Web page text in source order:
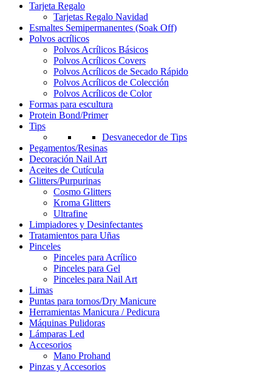
Tarjeta Regalo
Tarjetas Regalo Navidad
Esmaltes Semipermanentes (Soak Off)
Polvos acrílicos
Polvos Acrílicos Básicos
Polvos Acrílicos Covers
Polvos Acrílicos de Secado Rápido
Polvos Acrílicos de Colección
Polvos Acrílicos de Color
Formas para escultura
Protein Bond/Primer
Tips
Desvanecedor de Tips
Pegamentos/Resinas
Decoración Nail Art
Aceites de Cutícula
Glitters/Purpurinas
Cosmo Glitters
Kroma Glitters
Ultrafine
Limpiadores y Desinfectantes
Tratamientos para Uñas
Pinceles
Pinceles para Acrílico
Pinceles para Gel
Pinceles para Nail Art
Limas
Puntas para tornos/Dry Manicure
Herramientas Manicura / Pedicura
Máquinas Pulidoras
Lámparas Led
Accesorios
Mano Prohand
Pinzas y Accesorios